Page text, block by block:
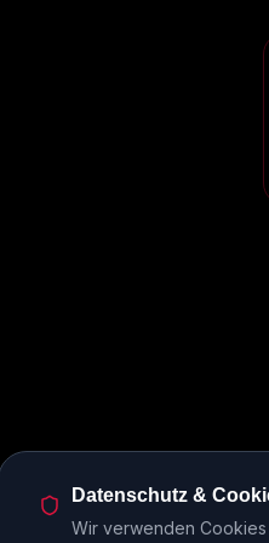
Datenschutz &
Wir verwenden